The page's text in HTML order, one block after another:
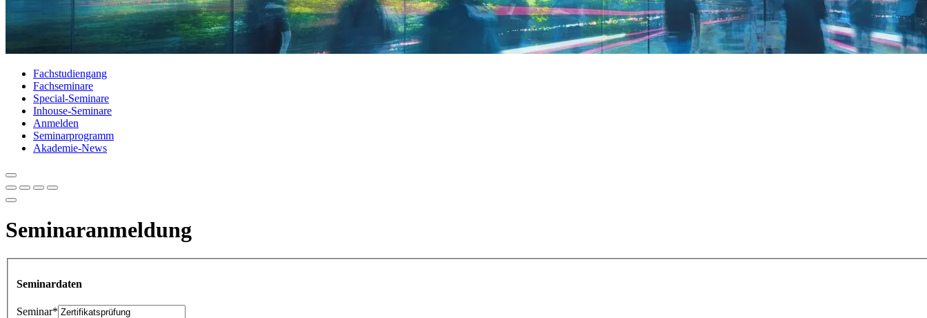
Fachstudiengang
Fachseminare
Special-Seminare
Inhouse-Seminare
Anmelden
Seminarprogramm
Akademie-News
Seminaranmeldung
Seminardaten
Seminar*